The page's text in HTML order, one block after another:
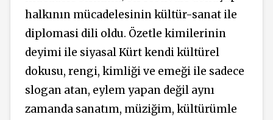
halkının mücadelesinin kültür-sanat ile
diplomasi dili oldu. Özetle kimilerinin
deyimi ile siyasal Kürt kendi kültürel
dokusu, rengi, kimliği ve emeği ile sadece
slogan atan, eylem yapan değil aynı
zamanda sanatım, müziğim, kültürümle